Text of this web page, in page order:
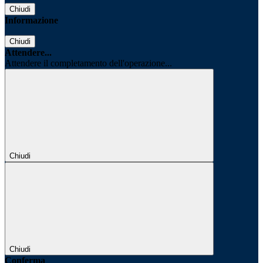
Chiudi
Informazione
Chiudi
Attendere...
Attendere il completamento dell'operazione...
Chiudi
Chiudi
Conferma